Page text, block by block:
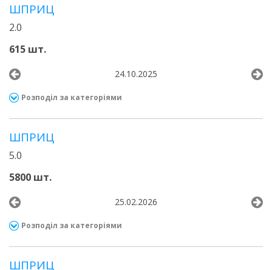
ШПРИЦ
2.0
615 шт.
24.10.2025
Розподіл за категоріями
ШПРИЦ
5.0
5800 шт.
25.02.2026
Розподіл за категоріями
ШПРИЦ